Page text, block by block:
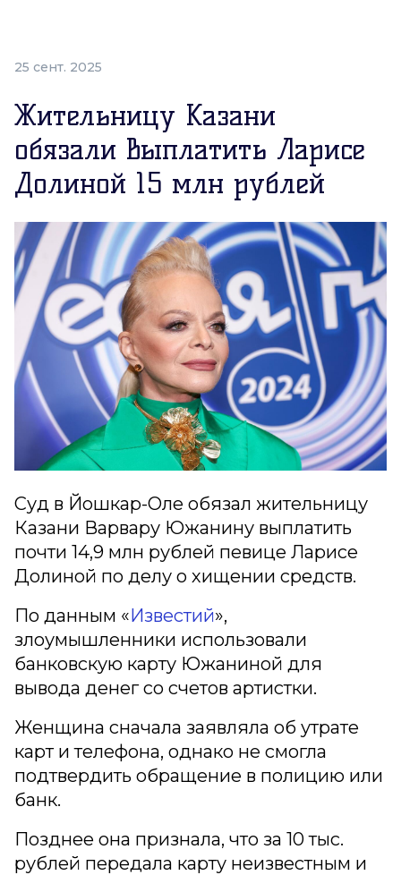
25 сент. 2025
Жительницу Казани
обязали выплатить Ларисе
Долиной 15 млн рублей
Суд в Йошкар-Оле обязал жительницу
Казани Варвару Южанину выплатить
почти 14,9 млн рублей певице Ларисе
Долиной по делу о хищении средств.
По данным «Известий»,
злоумышленники использовали
банковскую карту Южаниной для
вывода денег со счетов артистки.
Женщина сначала заявляла об утрате
карт и телефона, однако не смогла
подтвердить обращение в полицию или
банк.
Позднее она признала, что за 10 тыс.
рублей передала карту неизвестным и